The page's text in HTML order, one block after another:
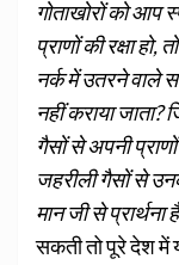
गोताखोरों को आप
प्राणों की रक्षा
नर्क में उतरने वाले
नहीं कराया
गैसों से अपनी
जहरीली गैसों से
मान जी से प्रार्थना
सकती तो पूरे देश में